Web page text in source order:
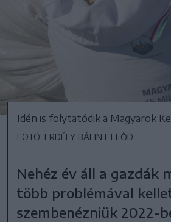
Idén is folytatódik a Magyarok
FOTÓ: ERDÉLY BÁLINT ELŐD
Nehéz év áll a gazdák
több problémával
szembenézniük 2022-